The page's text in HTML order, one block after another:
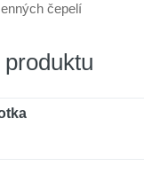
čepelí